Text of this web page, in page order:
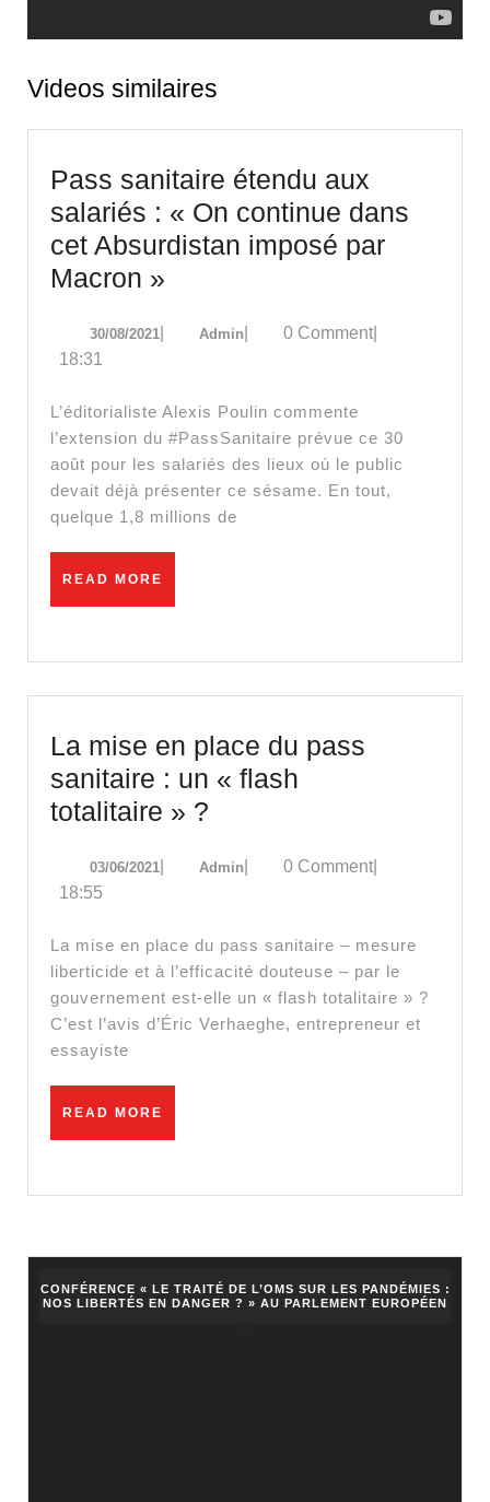
Videos similaires
Pass sanitaire étendu aux
salariés : « On continue dans
cet Absurdistan imposé par
Macron »
étendu
salariés
:
« On
continue
Absurdistan
par
Macron »
30/08/202130/08/2021
AdminAdmin0 Comment
18:31
L’éditorialiste Alexis Poulin commente
l’extension du #PassSanitaire prévue ce 30
août pour les salariés des lieux où le public
devait déjà présenter ce sésame. En tout,
quelque 1,8 millions de
READ MORE
La mise en place du pass
sanitaire : un « flash
totalitaire » ?
en
du
pass
sanitaire
:
03/06/202103/06/2021
AdminAdmin0 Comment
18:55
La mise en place du pass sanitaire – mesure
liberticide et à l’efficacité douteuse – par le
gouvernement est-elle un « flash totalitaire » ?
C’est l’avis d’Éric Verhaeghe, entrepreneur et
essayiste
READ MORE
CONFÉRENCE « LE TRAITÉ DE L’OMS SUR LES PANDÉMIES :
NOS LIBERTÉS EN DANGER ? » AU PARLEMENT EUROPÉEN